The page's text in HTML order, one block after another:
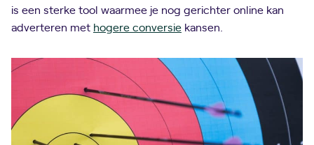
is een sterke tool waarmee je nog gerichter online kan
adverteren met hogere conversie kansen.